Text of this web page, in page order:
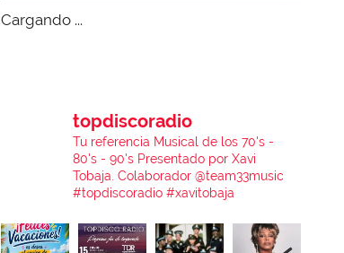
Cargando ...
topdiscoradio
Tu referencia Musical de los 70's -
80's - 90's Presentado por Xavi
Tobaja.Colaborador @team33music
#topdiscoradio #xavitobaja